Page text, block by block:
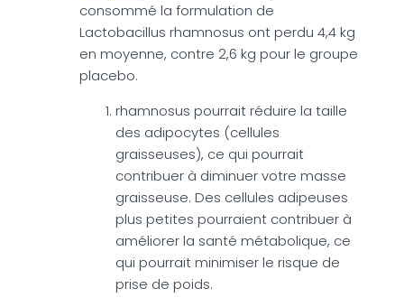
consommé la formulation de
Lactobacillus rhamnosus ont perdu 4,4 kg
en moyenne, contre 2,6 kg pour le groupe
placebo.
rhamnosus pourrait réduire la taille
des adipocytes (cellules
graisseuses), ce qui pourrait
contribuer à diminuer votre masse
graisseuse. Des cellules adipeuses
plus petites pourraient contribuer à
améliorer la santé métabolique, ce
qui pourrait minimiser le risque de
prise de poids.